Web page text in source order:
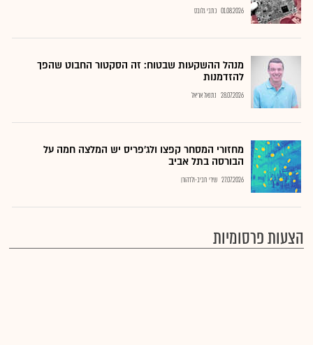
01.08.2026 כתבי גלובס
מנהל ההשקעות שבטוח: זה הסקטור החבוט שהפך
להזדמנות
28.07.2026 נתנאל אריאל
מחזורי המסחר קפצו ולג'פריס יש המלצה חמה על
הבורסה בתל אביב
27.07.2026 שירי חביב-ולדהורן
הצעות פרסומיות